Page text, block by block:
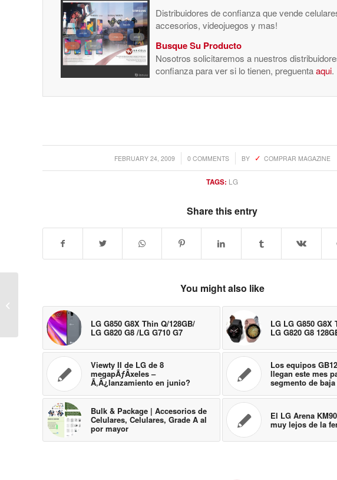
Distribuidores de confianza que vende
accesorios, videojuegos y mas!
Busque Su Producto
Nosotros solicitaremos a nuestros
confianza para ver si lo tienen, preguentaaqui.
FEBRUARY 24, 2009
/ 0 COMMENTS
/ BY COMPRAR MAGAZINE
TAGS: LG
Share this entry
You might also like
LG G850 G8X Thin Q/128GB/
LG G820 G8 /LG G710 G7
LG LG G850 G8X
LG G820 G8
Viewty II de LG de 8
megapÃƒÂ­xeles –
Ã‚Â¿lanzamiento en junio?
Los equipos
llegan este mes
segmento de
Bulk & Package | Accesorios de
Celulares, Celulares, Grade A al
por mayor
El LG Arena
muy lejos de la
reloj GT-S1100 en el MWC